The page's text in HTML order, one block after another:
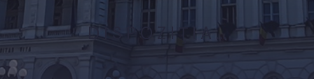
D I S P O Z I Ţ I A ...